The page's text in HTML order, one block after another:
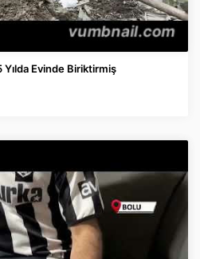
Evinde Biriktirmiş